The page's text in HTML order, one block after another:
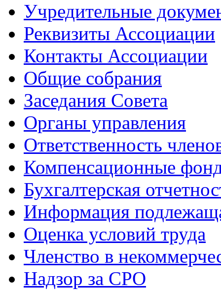
Учредительные
Реквизиты Ассоциации
Контакты Ассоциации
Общие собрания
Заседания Совета
Органы управления
Ответственность
Компенсационные
Бухгалтерская
Информация
Оценка условий труда
Членство в
Надзор за СРО